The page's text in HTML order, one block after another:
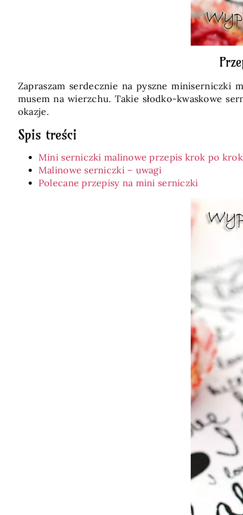
Zapraszam serdecznie na pyszne miniserniczki
musem na wierzchu. Takie słodko-kwaskowe
okazje.
Spis treści
Mini serniczki malinowe przepis krok po
Malinowe serniczki – uwagi
Polecane przepisy na mini serniczki